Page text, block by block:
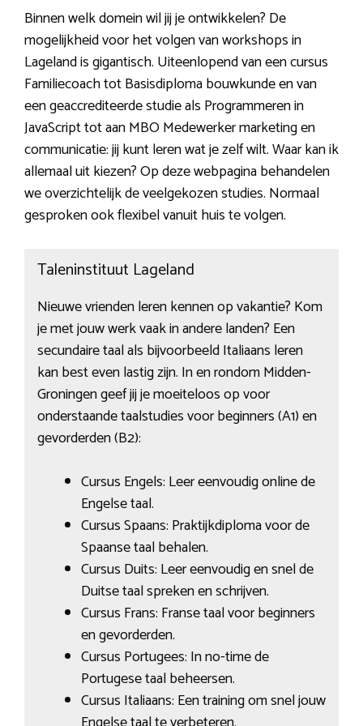
Binnen welk domein wil jij je ontwikkelen? De
mogelijkheid voor het volgen van workshops in
Lageland is gigantisch. Uiteenlopend van een cursus
Familiecoach tot Basisdiploma bouwkunde en van
een geaccrediteerde studie als Programmeren in
JavaScript tot aan MBO Medewerker marketing en
communicatie: jij kunt leren wat je zelf wilt. Waar kan ik
allemaal uit kiezen? Op deze webpagina behandelen
we overzichtelijk de veelgekozen studies. Normaal
gesproken ook flexibel vanuit huis te volgen.
Taleninstituut Lageland
Nieuwe vrienden leren kennen op vakantie? Kom
je met jouw werk vaak in andere landen? Een
secundaire taal als bijvoorbeeld Italiaans leren
kan best even lastig zijn. In en rondom Midden-
Groningen geef jij je moeiteloos op voor
onderstaande taalstudies voor beginners (A1) en
gevorderden (B2):
Cursus Engels: Leer eenvoudig online de
Engelse taal.
Cursus Spaans: Praktijkdiploma voor de
Spaanse taal behalen.
Cursus Duits: Leer eenvoudig en snel de
Duitse taal spreken en schrijven.
Cursus Frans: Franse taal voor beginners
en gevorderden.
Cursus Portugees: In no-time de
Portugese taal beheersen.
Cursus Italiaans: Een training om snel jouw